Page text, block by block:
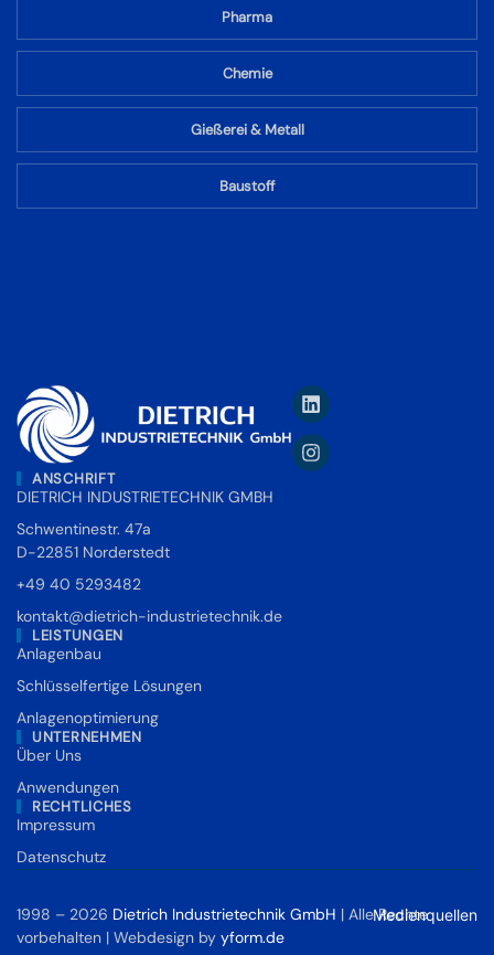
Pharma
Chemie
Gießerei & Metall
Baustoff
ANSCHRIFT
DIETRICH INDUSTRIETECHNIK GMBH
Schwentinestr. 47a
D-22851 Norderstedt
+49 40 5293482
kontakt@dietrich-industrietechnik.de
LEISTUNGEN
Anlagenbau
Schlüsselfertige Lösungen
Anlagenoptimierung
UNTERNEHMEN
Über Uns
Anwendungen
RECHTLICHES
Impressum
Datenschutz
1998 – 2026 Dietrich Industrietechnik GmbH | Alle Rechte
vorbehalten | Webdesign by yform.de
Medienquellen